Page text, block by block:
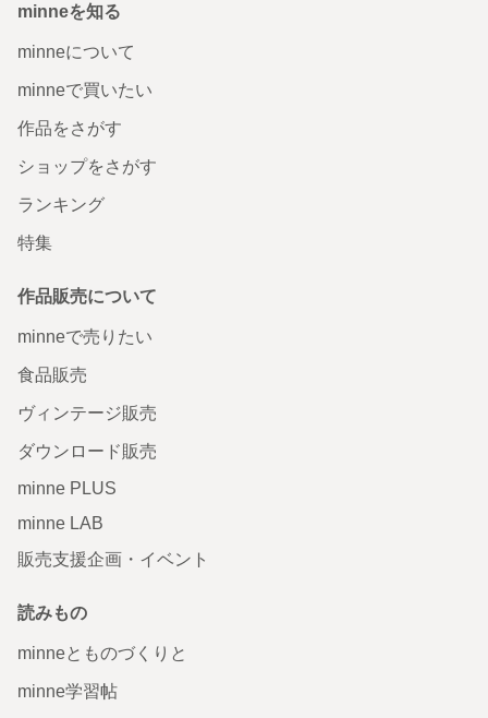
minneを知る
minneについて
minneで買いたい
作品をさがす
ショップをさがす
ランキング
特集
作品販売について
minneで売りたい
食品販売
ヴィンテージ販売
ダウンロード販売
minne PLUS
minne LAB
販売支援企画・イベント
読みもの
minneとものづくりと
minne学習帖